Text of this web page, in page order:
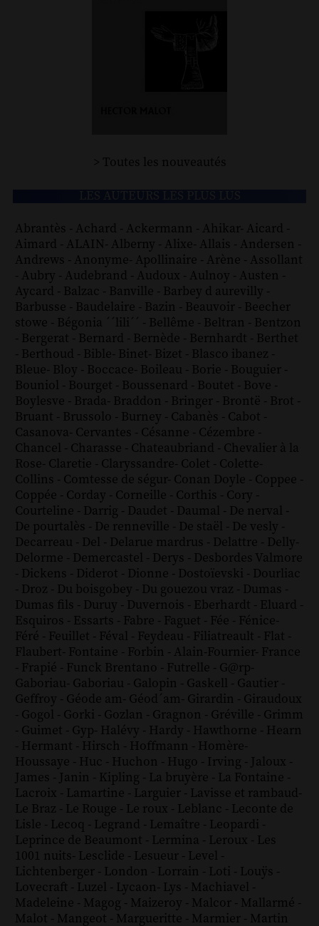
> Toutes les nouveautés
Abrantès - Achard - Ackermann - Ahikar- Aicard -
Aimard - ALAIN- Alberny - Alixe- Allais - Andersen -
Andrews - Anonyme- Apollinaire - Arène - Assollant
- Aubry - Audebrand - Audoux - Aulnoy - Austen -
Aycard - Balzac - Banville - Barbey d aurevilly -
Barbusse - Baudelaire - Bazin - Beauvoir - Beecher
stowe - Bégonia ´´lili´´ - Bellême - Beltran - Bentzon
- Bergerat - Bernard - Bernède - Bernhardt - Berthet
- Berthoud - Bible- Binet- Bizet - Blasco ibanez -
Bleue- Bloy - Boccace- Boileau - Borie - Bouguier -
Bouniol - Bourget - Boussenard - Boutet - Bove -
Boylesve - Brada- Braddon - Bringer - Brontë - Brot -
Bruant - Brussolo - Burney - Cabanès - Cabot -
Casanova- Cervantes - Césanne - Cézembre -
Chancel - Charasse - Chateaubriand - Chevalier à la
Rose- Claretie - Claryssandre- Colet - Colette-
Collins - Comtesse de ségur- Conan Doyle - Coppee -
Coppée - Corday - Corneille - Corthis - Cory -
Courteline - Darrig - Daudet - Daumal - De nerval -
De pourtalès - De renneville - De staël - De vesly -
Decarreau - Del - Delarue mardrus - Delattre - Delly-
Delorme - Demercastel - Derys - Desbordes Valmore
- Dickens - Diderot - Dionne - Dostoïevski - Dourliac
- Droz - Du boisgobey - Du gouezou vraz - Dumas -
Dumas fils - Duruy - Duvernois - Eberhardt - Eluard -
Esquiros - Essarts - Fabre - Faguet - Fée - Fénice-
Féré - Feuillet - Féval - Feydeau - Filiatreault - Flat -
Flaubert- Fontaine - Forbin - Alain-Fournier- France
- Frapié - Funck Brentano - Futrelle - G@rp-
Gaboriau- Gaboriau - Galopin - Gaskell - Gautier -
Geffroy - Géode am- Géod´am- Girardin - Giraudoux
- Gogol - Gorki - Gozlan - Gragnon - Gréville - Grimm
- Guimet - Gyp- Halévy - Hardy - Hawthorne - Hearn
- Hermant - Hirsch - Hoffmann - Homère-
Houssaye - Huc - Huchon - Hugo - Irving - Jaloux -
James - Janin - Kipling - La bruyère - La Fontaine -
Lacroix - Lamartine - Larguier - Lavisse et rambaud-
Le Braz - Le Rouge - Le roux - Leblanc - Leconte de
Lisle - Lecoq - Legrand - Lemaître - Leopardi -
Leprince de Beaumont - Lermina - Leroux - Les
1001 nuits- Lesclide - Lesueur - Level -
Lichtenberger - London - Lorrain - Loti - Louÿs -
Lovecraft - Luzel - Lycaon- Lys - Machiavel -
Madeleine - Magog - Maizeroy - Malcor - Mallarmé -
Malot - Mangeot - Margueritte - Marmier - Martin